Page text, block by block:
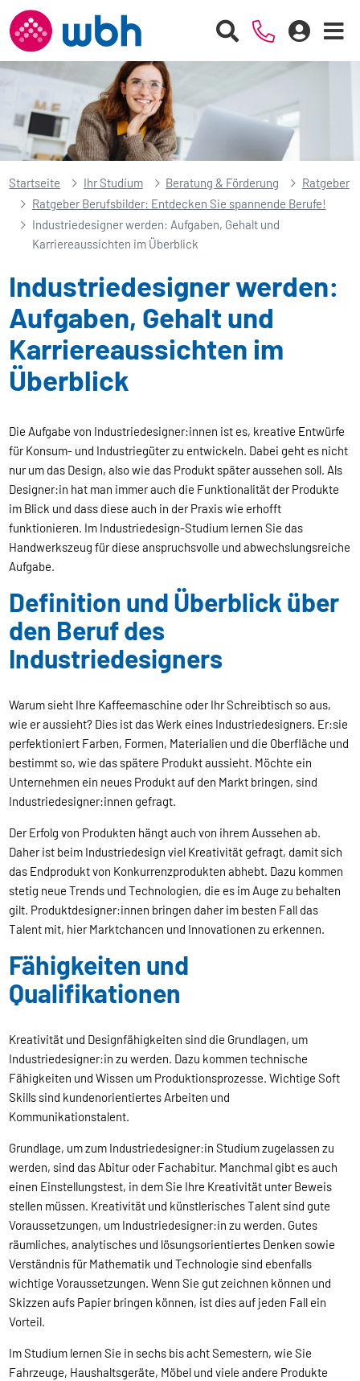
Startseite Ihr Studium Beratung & Förderung
Ratgeber
Ratgeber Berufsbilder: Entdecken Sie spannende Berufe!
Industriedesigner werden: Aufgaben, Gehalt und
Karriereaussichten im Überblick
Industriedesigner werden:
Aufgaben, Gehalt und
Karriereaussichten im
Überblick
Die Aufgabe von Industriedesigner:innen ist es, kreative Entwürfe
für Konsum- und Industriegüter zu entwickeln. Dabei geht es nicht
nur um das Design, also wie das Produkt später aussehen soll. Als
Designer:in hat man immer auch die Funktionalität der Produkte
im Blick und dass diese auch in der Praxis wie erhofft
funktionieren. Im Industriedesign-Studium lernen Sie das
Handwerkszeug für diese anspruchsvolle und abwechslungsreiche
Aufgabe.
Definition und Überblick über
den Beruf des
Industriedesigners
Warum sieht Ihre Kaffeemaschine oder Ihr Schreibtisch so aus,
wie er aussieht? Dies ist das Werk eines Industriedesigners. Er:sie
perfektioniert Farben, Formen, Materialien und die Oberfläche und
bestimmt so, wie das spätere Produkt aussieht. Möchte ein
Unternehmen ein neues Produkt auf den Markt bringen, sind
Industriedesigner:innen gefragt.
Der Erfolg von Produkten hängt auch von ihrem Aussehen ab.
Daher ist beim Industriedesign viel Kreativität gefragt, damit sich
das Endprodukt von Konkurrenzprodukten abhebt. Dazu kommen
stetig neue Trends und Technologien, die es im Auge zu behalten
gilt. Produktdesigner:innen bringen daher im besten Fall das
Talent mit, hier Marktchancen und Innovationen zu erkennen.
Fähigkeiten und
Qualifikationen
Kreativität und Designfähigkeiten sind die Grundlagen, um
Industriedesigner:in zu werden. Dazu kommen technische
Fähigkeiten und Wissen um Produktionsprozesse. Wichtige Soft
Skills sind kundenorientiertes Arbeiten und
Kommunikationstalent.
Grundlage, um zum Industriedesigner:in Studium zugelassen zu
werden, sind das Abitur oder Fachabitur. Manchmal gibt es auch
einen Einstellungstest, in dem Sie Ihre Kreativität unter Beweis
stellen müssen. Kreativität und künstlerisches Talent sind gute
Voraussetzungen, um Industriedesigner:in zu werden. Gutes
räumliches, analytisches und lösungsorientiertes Denken sowie
Verständnis für Mathematik und Technologie sind ebenfalls
wichtige Voraussetzungen. Wenn Sie gut zeichnen können und
Skizzen aufs Papier bringen können, ist dies auf jeden Fall ein
Vorteil.
Im Studium lernen Sie in sechs bis acht Semestern, wie Sie
Fahrzeuge, Haushaltsgeräte, Möbel und viele andere Produkte